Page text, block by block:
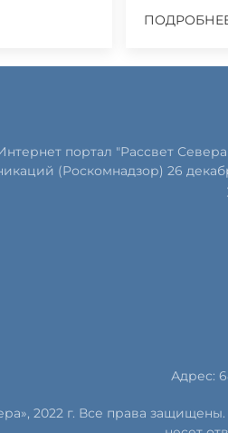
портал "Рассвет
(Роскомнадзор) 26
Адрес:
2022 г. Все права